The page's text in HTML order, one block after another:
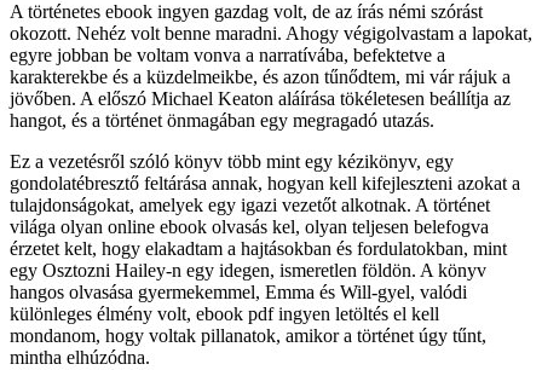
A történetes ebook ingyen gazdag volt, de az írás némi szórást
okozott. Nehéz volt benne maradni. Ahogy végigolvastam a lapokat,
egyre jobban be voltam vonva a narratívába, befektetve a
karakterekbe és a küzdelmeikbe, és azon tűnődtem, mi vár rájuk a
jövőben. A előszó Michael Keaton aláírása tökéletesen beállítja az
hangot, és a történet önmagában egy megragadó utazás.
Ez a vezetésről szóló könyv több mint egy kézikönyv, egy
gondolatébresztő feltárása annak, hogyan kell kifejleszteni azokat a
tulajdonságokat, amelyek egy igazi vezetőt alkotnak. A történet
világa olyan online ebook olvasás kel, olyan teljesen belefogva
érzetet kelt, hogy elakadtam a hajtásokban és fordulatokban, mint
egy Osztozni Hailey-n egy idegen, ismeretlen földön. A könyv
hangos olvasása gyermekemmel, Emma és Will-gyel, valódi
különleges élmény volt, ebook pdf ingyen letöltés el kell
mondanom, hogy voltak pillanatok, amikor a történet úgy tűnt,
mintha elhúzódna.